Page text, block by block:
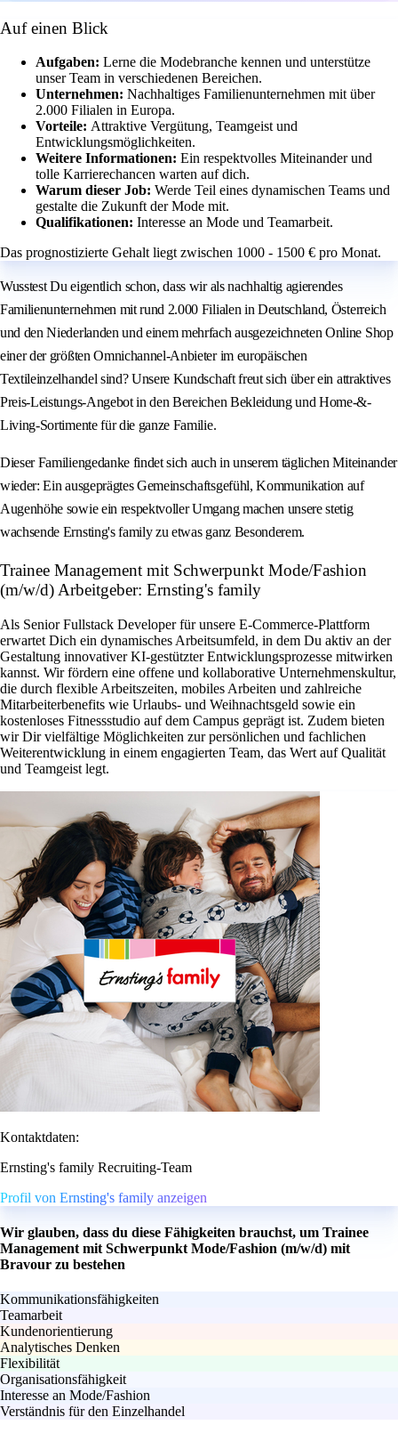
Auf einen Blick
Aufgaben: Lerne die Modebranche kennen und unterstütze
unser Team in verschiedenen Bereichen.
Unternehmen: Nachhaltiges Familienunternehmen mit über
2.000 Filialen in Europa.
Vorteile: Attraktive Vergütung, Teamgeist und
Entwicklungsmöglichkeiten.
Weitere Informationen: Ein respektvolles Miteinander und
tolle Karrierechancen warten auf dich.
Warum dieser Job: Werde Teil eines dynamischen Teams und
gestalte die Zukunft der Mode mit.
Qualifikationen: Interesse an Mode und Teamarbeit.
Das prognostizierte Gehalt liegt zwischen 1000 - 1500 € pro Monat.
Wusstest Du eigentlich schon, dass wir als nachhaltig agierendes
Familienunternehmen mit rund 2.000 Filialen in Deutschland, Österreich
und den Niederlanden und einem mehrfach ausgezeichneten Online Shop
einer der größten Omnichannel-Anbieter im europäischen
Textileinzelhandel sind? Unsere Kundschaft freut sich über ein attraktives
Preis-Leistungs-Angebot in den Bereichen Bekleidung und Home-&-
Living-Sortimente für die ganze Familie.
Dieser Familiengedanke findet sich auch in unserem täglichen Miteinander
wieder: Ein ausgeprägtes Gemeinschaftsgefühl, Kommunikation auf
Augenhöhe sowie ein respektvoller Umgang machen unsere stetig
wachsende Ernsting's family zu etwas ganz Besonderem.
Trainee Management mit Schwerpunkt Mode/Fashion
(m/w/d) Arbeitgeber: Ernsting's family
Als Senior Fullstack Developer für unsere E-Commerce-Plattform
erwartet Dich ein dynamisches Arbeitsumfeld, in dem Du aktiv an der
Gestaltung innovativer KI-gestützter Entwicklungsprozesse mitwirken
kannst. Wir fördern eine offene und kollaborative Unternehmenskultur,
die durch flexible Arbeitszeiten, mobiles Arbeiten und zahlreiche
Mitarbeiterbenefits wie Urlaubs- und Weihnachtsgeld sowie ein
kostenloses Fitnessstudio auf dem Campus geprägt ist. Zudem bieten
wir Dir vielfältige Möglichkeiten zur persönlichen und fachlichen
Weiterentwicklung in einem engagierten Team, das Wert auf Qualität
und Teamgeist legt.
Kontaktdaten:
Ernsting's family Recruiting-Team
Profil von Ernsting's family anzeigen
Wir glauben, dass du diese Fähigkeiten brauchst, um Trainee
Management mit Schwerpunkt Mode/Fashion (m/w/d) mit
Bravour zu bestehen
Kommunikationsfähigkeiten
Teamarbeit
Kundenorientierung
Analytisches Denken
Flexibilität
Organisationsfähigkeit
Interesse an Mode/Fashion
Verständnis für den Einzelhandel